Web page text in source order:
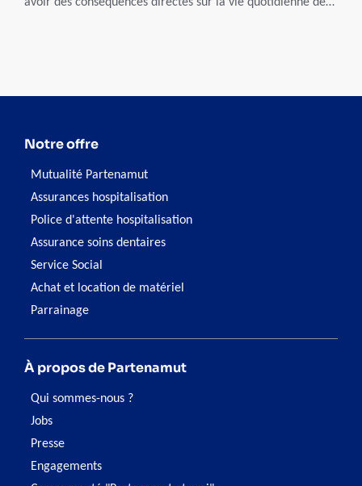
avoir des conséquences directes sur la vie quotidienne des
Notre offre
Mutualité Partenamut
Assurances hospitalisation
Police d'attente hospitalisation
Assurance soins dentaires
Service Social
Achat et location de matériel
Parrainage
À propos de Partenamut
Qui sommes-nous ?
Jobs
Presse
Engagements